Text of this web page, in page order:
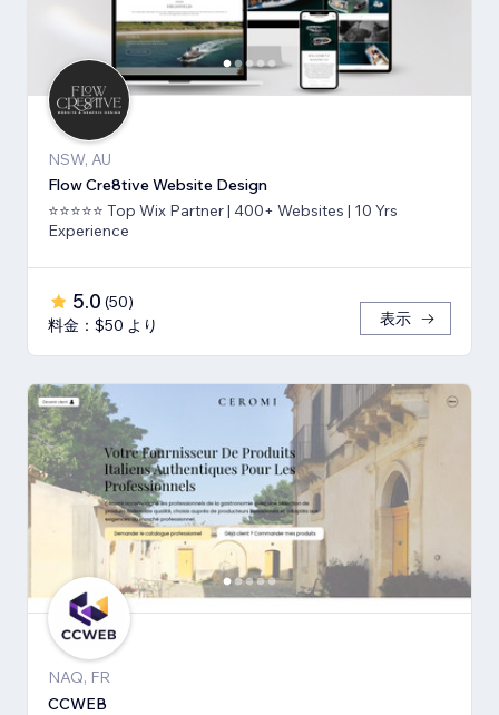
NSW, AU
Flow Cre8tive Website Design
⭐⭐⭐⭐⭐ Top Wix Partner | 400+ Websites | 10 Yrs
Experience
5.0 (50)
料金：$50 より
表示
NAQ, FR
CCWEB